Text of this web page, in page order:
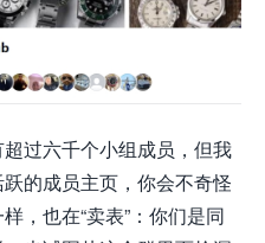
过六千个小组成员，但我
的成员主页，你会不奇怪
，也在“卖表”：你们是同